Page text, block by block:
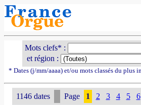
Mots clefs* :
et région :
* Dates (j/mm/aaaa) et/ou mots classés du plus
1146 dates Page 1 2 3 4 5 6